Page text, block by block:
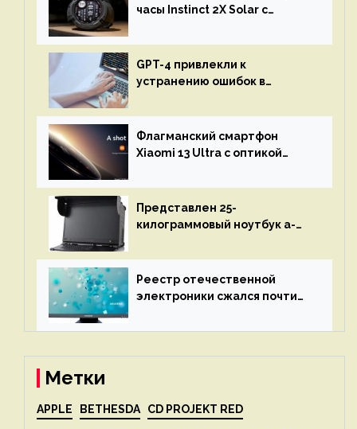
часы Instinct 2X Solar с
GPT-4 привлекли к
устранению ошибок в
остановится до полного
восстановления кода и
объяснит, что пошло не так
Флагманский смартфон
Xiaomi 13 Ultra с оптикой
представят 18 апреля
Представлен 25-
килограммовый ноутбук a-
до 3 Тбайт DDR5 и шесть
дисплеев
Реестр отечественной
электроники сжался почти
Метки
APPLE BETHESDA CD PROJEKT RED